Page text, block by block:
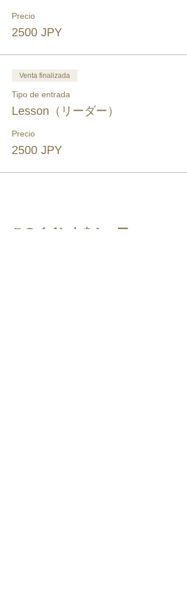
Precio
2500 JPY
Venta finalizada
Tipo de entrada
Lesson（リーダー）
Precio
2500 JPY
このイベントをシェア